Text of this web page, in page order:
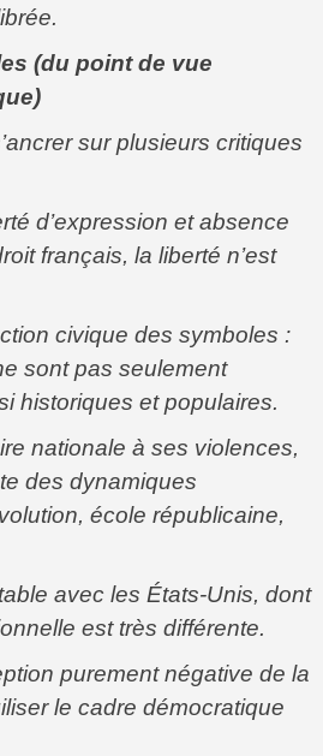
(du point de vue
sur plusieurs critiques
d’expression et absence
français, la liberté n’est
civique des symboles :
sont pas seulement
historiques et populaires.
nationale à ses violences,
des dynamiques
école républicaine,
avec les États-Unis, dont
est très différente.
purement négative de la
le cadre démocratique